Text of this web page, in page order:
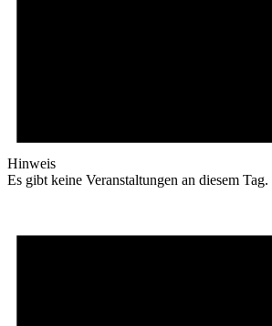
Hinweis
Es gibt keine Veranstaltungen an diesem Tag.